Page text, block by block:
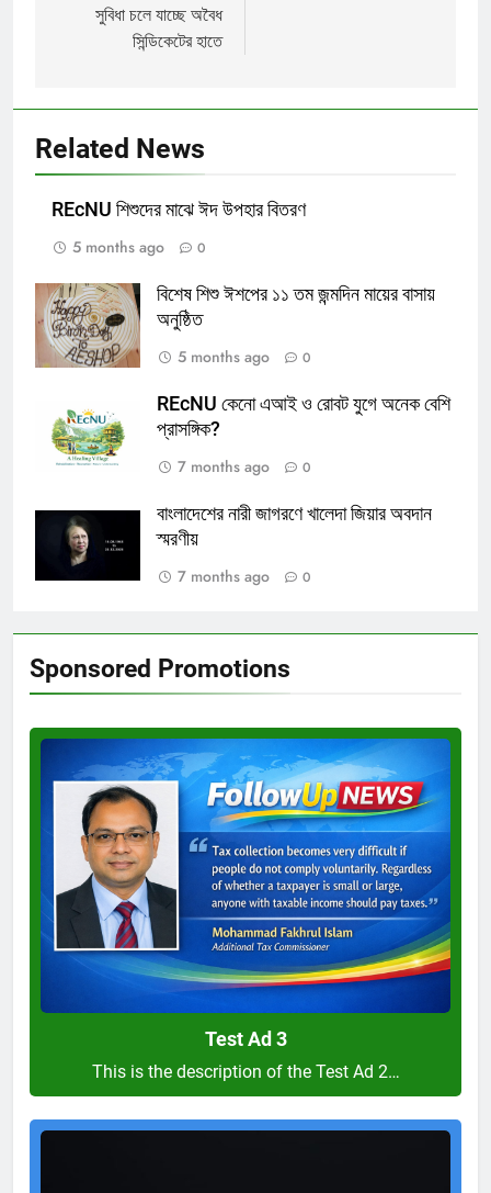
সুবিধা চলে যাচ্ছে অবৈধ
সিন্ডিকেটের হাতে
Related News
REcNU শিশুদের মাঝে ঈদ উপহার বিতরণ
5 months ago
0
বিশেষ শিশু ঈশপের ১১ তম জন্মদিন মায়ের বাসায়
অনুষ্ঠিত
5 months ago
0
REcNU কেনো এআই ও রোবট যুগে অনেক বেশি
প্রাসঙ্গিক?
7 months ago
0
বাংলাদেশের নারী জাগরণে খালেদা জিয়ার অবদান
স্মরণীয়
7 months ago
0
Sponsored Promotions
Ad
3
Test Ad 3
This is the description of the Test Ad 2…